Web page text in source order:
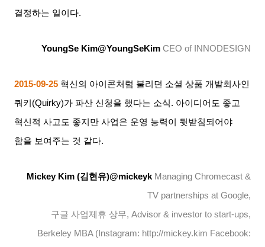
결정하는 일이다.
YoungSe Kim@YoungSeKim CEO of INNODESIGN
2015-09-25 혁신의 아이콘처럼 불리던 소셜 상품 개발회사인
쿼키 (Quirky)가 파산 신청을 했다는 소식. 아이디어도 좋고
혁신적 사고도 좋지만 사업은 운영 능력이 뒷받침되어야
함을 보여주는 것 같다.
Mickey Kim (김현유)@mickeyk Managing Chromecast &
TV partnerships at Google,
구글 사업제휴 상무, Advisor & investor to start-ups,
Berkeley MBA (Instagram: http://mickey.kim Facebook: